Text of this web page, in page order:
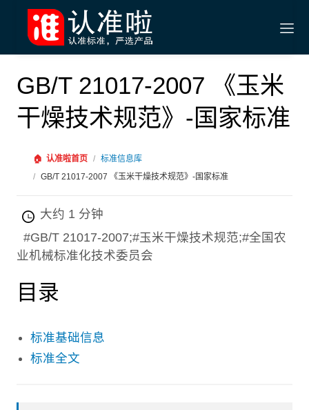
GB/T 21017-2007 《玉米
干燥技术规范》-国家标准
🏠 认准啦首页 / 标准信息库
/ GB/T 21017-2007 《玉米干燥技术规范》-国家标准
大约 1 分钟
#GB/T 21017-2007;#玉米干燥技术规范;#全国农
业机械标准化技术委员会
目录
标准基础信息
标准全文